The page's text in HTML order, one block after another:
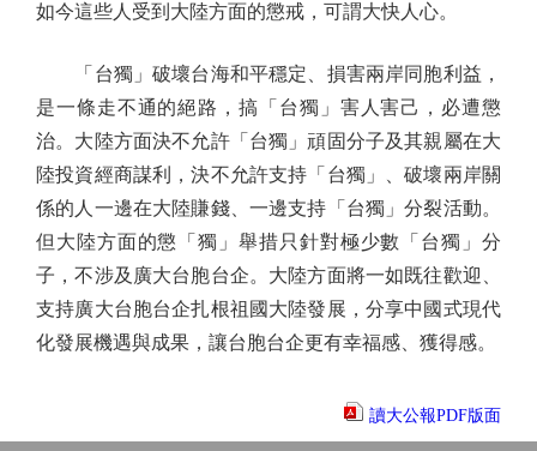
如今這些人受到大陸方面的懲戒，可謂大快人心。
「台獨」破壞台海和平穩定、損害兩岸同胞利益，
是一條走不通的絕路，搞「台獨」害人害己，必遭懲
治。大陸方面決不允許「台獨」頑固分子及其親屬在大
陸投資經商謀利，決不允許支持「台獨」、破壞兩岸關
係的人一邊在大陸賺錢、一邊支持「台獨」分裂活動。
但大陸方面的懲「獨」舉措只針對極少數「台獨」分
子，不涉及廣大台胞台企。大陸方面將一如既往歡迎、
支持廣大台胞台企扎根祖國大陸發展，分享中國式現代
化發展機遇與成果，讓台胞台企更有幸福感、獲得感。
讀大公報PDF版面